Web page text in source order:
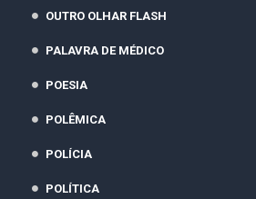
OUTRO OLHAR FLASH
PALAVRA DE MÉDICO
POESIA
POLÊMICA
POLÍCIA
POLÍTICA